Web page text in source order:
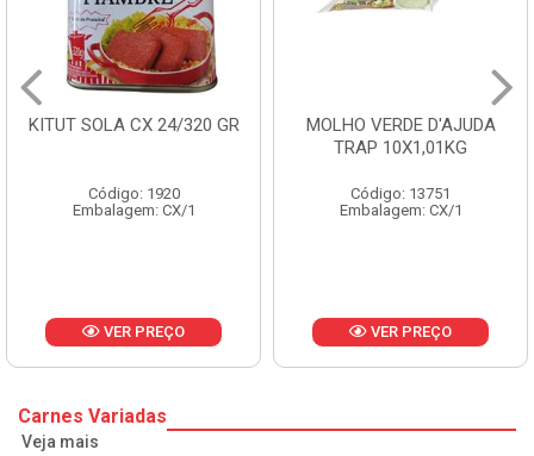
KITUT SOLA CX 24/320 GR
Código: 1920
Embalagem: CX/1
VER PREÇO
MOLHO VERDE D'AJUDA
TRAP 10X1,01KG
Código: 13751
Embalagem: CX/1
VER PREÇO
Carnes Variadas
Veja mais